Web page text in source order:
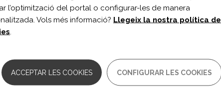
2022;51(2)
de document:Article de revisió
del document:
10.3233/NRE-220044
35527580
l’optimització del portal o configurar-les de manera
Vols més informació? Llegeix la nostra política de
ACCEPTAR LES COOKIES CONFIGURAR LES COOKIES